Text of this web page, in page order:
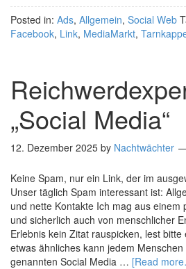
Posted in: Ads, Allgemein, Social Web
Facebook, Link, MediaMarkt,
„Social Media“
12. Dezember 2025 by Nachtwächter
Keine Spam, nur ein Link, der im
Unser täglich Spam interessant ist:
und nette Kontakte Ich mag aus einem
und sicherlich auch von menschlicher
Erlebnis kein Zitat rauspicken, lest
etwas ähnliches kann jedem
genannten Social Media … [Read